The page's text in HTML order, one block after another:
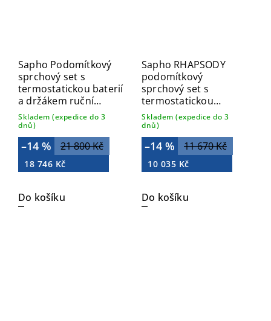
Sapho Podomítkový
sprchový set s
termostatickou baterií
a držákem ruční
sprchy, 2 výstupy,
kulatá, chrom MB623-
02
Skladem (expedice do 3
dnů)
21 800 Kč
–14 %
18 746 Kč
Do košíku
Sapho RHAPSODY
podomítkový
sprchový set s
termostatickou
baterií, 2/3 výstupy,
chrom 5508-02
Skladem (expedice do 3
dnů)
11 670 Kč
–14 %
10 035 Kč
Do košíku